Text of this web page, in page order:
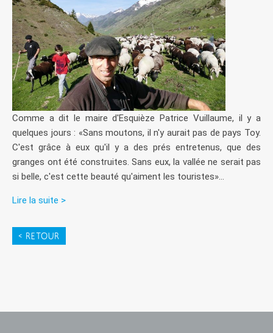
Comme a dit le maire d'Esquièze Patrice Vuillaume, il y a
quelques jours : «Sans moutons, il n'y aurait pas de pays Toy.
C'est grâce à eux qu'il y a des prés entretenus, que des
granges ont été construites. Sans eux, la vallée ne serait pas
si belle, c'est cette beauté qu'aiment les touristes»...
Lire la suite >
< RETOUR